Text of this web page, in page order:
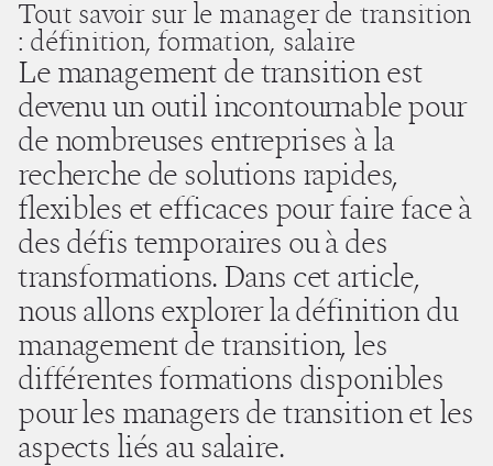
Tout savoir sur le manager de transition
: définition, formation, salaire
Le management de transition est
devenu un outil incontournable pour
de nombreuses entreprises à la
recherche de solutions rapides,
flexibles et efficaces pour faire face à
des défis temporaires ou à des
transformations. Dans cet article,
nous allons explorer la définition du
management de transition, les
différentes formations disponibles
pour les managers de transition et les
aspects liés au salaire.